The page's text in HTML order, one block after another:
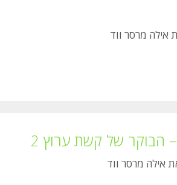
אילה מרסר ווד
הבוקר של קשת ערוץ 2
אילה מרסר ווד